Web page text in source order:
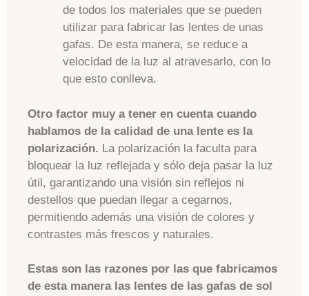
de todos los materiales que se pueden
utilizar para fabricar las lentes de unas
gafas. De esta manera, se reduce a
velocidad de la luz al atravesarlo, con lo
que esto conlleva.
Otro factor muy a tener en cuenta cuando
hablamos de la calidad de una lente es la
polarización. La polarización la faculta para
bloquear la luz reflejada y sólo deja pasar la luz
útil, garantizando una visión sin reflejos ni
destellos que puedan llegar a cegarnos,
permitiendo además una visión de colores y
contrastes más frescos y naturales.
Estas son las razones por las que fabricamos
de esta manera las lentes de las gafas de sol